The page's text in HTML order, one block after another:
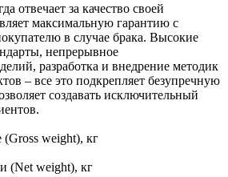
отвечает за качество своей
максимальную гарантию с
в случае брака. Высокие
непрерывное
разработка и внедрение методик
– все это подкрепляет безупречную
создавать исключительный
(Gross weight), кг
(Net weight), кг